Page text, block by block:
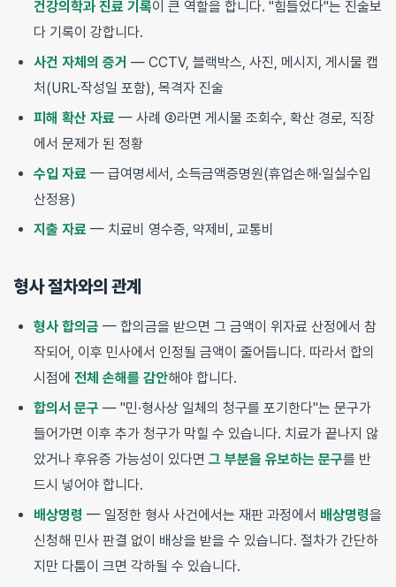
건강의학과 진료 기록이 큰 역할을 합니다. "힘들었다"는 진술보
다 기록이 강합니다.
사건 자체의 증거 — CCTV, 블랙박스, 사진, 메시지, 게시물 캡
처(URL·작성일 포함), 목격자 진술
피해 확산 자료 — 사례 ②라면 게시물 조회수, 확산 경로, 직장
에서 문제가 된 정황
수입 자료 — 급여명세서, 소득금액증명원(휴업손해·일실수입
산정용)
지출 자료 — 치료비 영수증, 약제비, 교통비
형사 절차와의 관계
형사 합의금 — 합의금을 받으면 그 금액이 위자료 산정에서 참
작되어, 이후 민사에서 인정될 금액이 줄어듭니다. 따라서 합의
시점에 전체 손해를 감안해야 합니다.
합의서 문구 — "민·형사상 일체의 청구를 포기한다"는 문구가
들어가면 이후 추가 청구가 막힐 수 있습니다. 치료가 끝나지 않
았거나 후유증 가능성이 있다면 그 부분을 유보하는 문구를 반
드시 넣어야 합니다.
배상명령 — 일정한 형사 사건에서는 재판 과정에서 배상명령을
신청해 민사 판결 없이 배상을 받을 수 있습니다. 절차가 간단하
지만 다툼이 크면 각하될 수 있습니다.